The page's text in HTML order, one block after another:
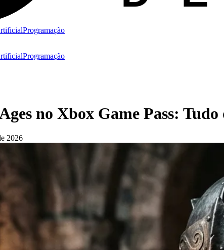
Programação
Programação
no Xbox Game Pass:
2026